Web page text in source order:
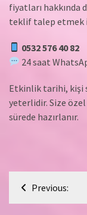
fiyatları hakkında
teklif talep etmek
0532 576 40 82
24 saat
Etkinlik tarihi, kişi
yeterlidir. Size özel
sürede hazırlanır.
YazıPrevious: